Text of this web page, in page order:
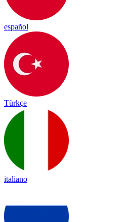
español
Türkçe
italiano